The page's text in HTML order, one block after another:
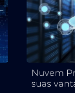
Nuvem
suas